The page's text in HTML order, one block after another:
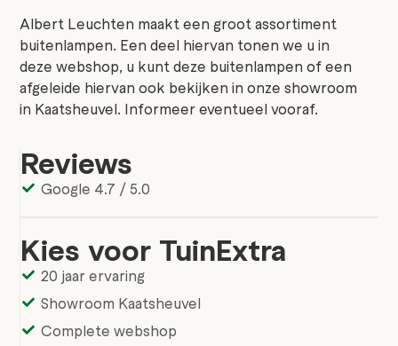
Albert Leuchten maakt een groot assortiment
buitenlampen. Een deel hiervan tonen we u in
deze webshop, u kunt deze buitenlampen of een
afgeleide hiervan ook bekijken in onze showroom
in Kaatsheuvel. Informeer eventueel vooraf.
Reviews
Google 4.7 / 5.0
Kies voor TuinExtra
20 jaar ervaring
Showroom Kaatsheuvel
Complete webshop